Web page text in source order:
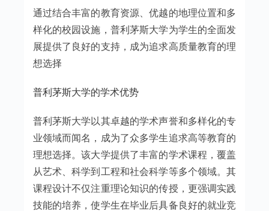
通过结合丰富的教育资源、优越的地理位置和多
样化的校园设施，普利茅斯大学为学生的全面发
展提供了良好的支持，成为追求高质量教育的理
想选择
普利茅斯大学的学术优势
普利茅斯大学以其卓越的学术声誉和多样化的专
业领域而闻名，成为了众多学生追求高等教育的
理想选择。该大学提供了丰富的学术课程，覆盖
从艺术、科学到工程和社会科学等多个领域。其
课程设计不仅注重理论知识的传授，更强调实践
技能的培养，使学生在毕业后具备良好的就业竞